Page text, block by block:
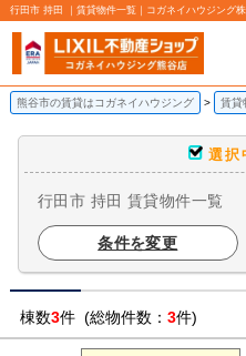
行田市 持田 ｜賃貸物件一覧｜コガネイハウジング
熊谷市の賃貸はコガネイハウジング 賃貸
選択
行田市 持田 賃貸物件一覧
条件を変更
棟数3件 (総物件数： 3件)